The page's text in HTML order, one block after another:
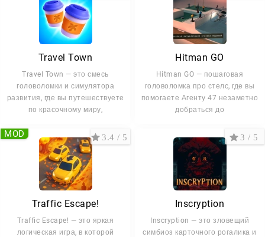
Travel Town
Travel Town — это смесь
головоломки и симулятора
развития, где вы путешествуете
по красочному миру,
Hitman GO
Hitman GO — пошаговая
головоломка про стелс, где вы
помогаете Агенту 47 незаметно
добраться до
Traffic Escape!
Traffic Escape! — это яркая
логическая игра, в которой
3.4 / 5
MOD
Inscryption
Inscryption — это зловещий
симбиоз карточного рогалика и
3 / 5